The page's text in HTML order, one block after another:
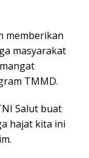
memberikan
masyarakat
TMMD.
Salut buat
hajat kita ini